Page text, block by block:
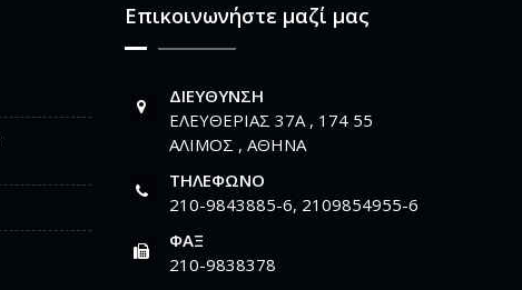
Επικοινωνήστε μαζί μας
ΔΙΕΎΘΥΝΣΗ
ΕΛΕΥΘΕΡΙΑΣ 37Α , 174 55
ΑΛΙΜΟΣ , ΑΘΗΝΑ
ΤΗΛΈΦΩΝΟ
210-9843885-6, 2109854955-6
ΦΑΞ
210-9838378